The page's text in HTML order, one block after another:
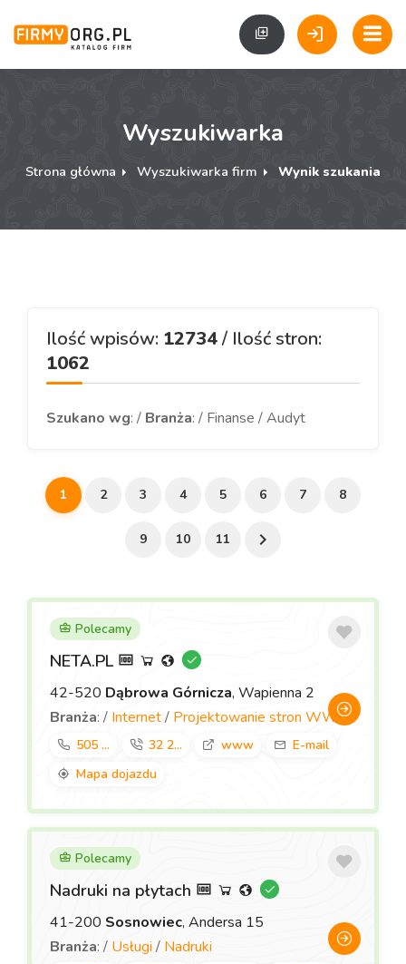
Wyszukiwarka
Strona główna Wyszukiwarka firm Wynik szukania
Ilość wpisów: 12734/ Ilość stron:
1062
Szukano wg: / Branża: / Finanse / Audyt
1 2 3 4 5 6 7 8
9 10 11
Polecamy
NETA.PL
42-520 Dąbrowa Górnicza, Wapienna 2
Branża: / Internet/ Projektowanie stron WWW
505 ... 32 2... www
E-mail
Mapa dojazdu
Polecamy
Nadruki na płytach
41-200 Sosnowiec, Andersa 15
Branża: / Usługi / Nadruki